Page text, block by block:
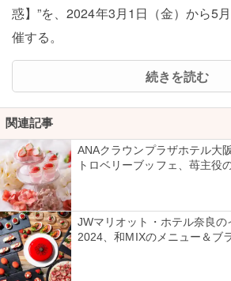
惑】”を、2024年3月1日（金）から5
催する。
続きを読む
関連記事
ANAクラウンプラザホテル大
トロベリーブッフェ、苺主役
JWマリオット・ホテル奈良の
2024、和MIXのメニュー＆ブ